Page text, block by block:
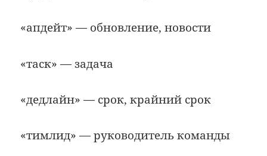
«апдейт» — обновление, новости
«таск» — задача
«дедлайн» — срок, крайний срок
«тимлид» — руководитель команды